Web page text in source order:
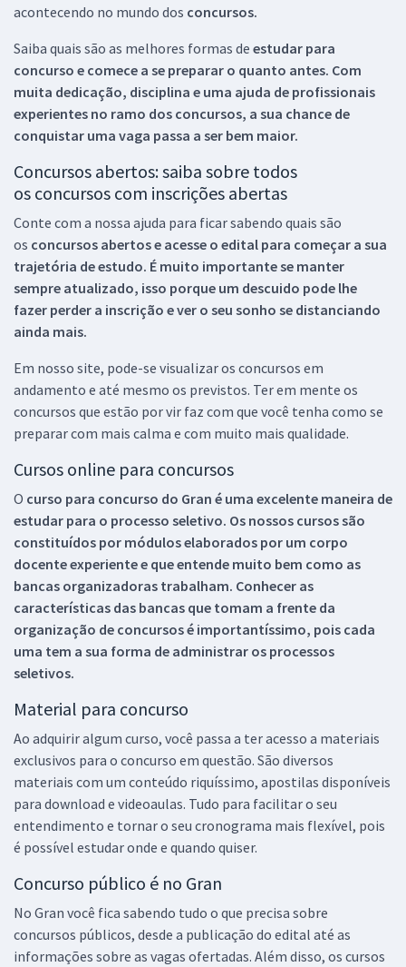
acontecendo no mundo dos concursos.
Saiba quais são as melhores formas de estudar para
concurso e comece a se preparar o quanto antes. Com
muita dedicação, disciplina e uma ajuda de profissionais
experientes no ramo dos concursos, a sua chance de
conquistar uma vaga passa a ser bem maior.
Concursos abertos: saiba sobre todos
os concursos com inscrições abertas
Conte com a nossa ajuda para ficar sabendo quais são
os concursos abertos e acesse o edital para começar a sua
trajetória de estudo. É muito importante se manter
sempre atualizado, isso porque um descuido pode lhe
fazer perder a inscrição e ver o seu sonho se distanciando
ainda mais.
Em nosso site, pode-se visualizar os concursos em
andamento e até mesmo os previstos. Ter em mente os
concursos que estão por vir faz com que você tenha como se
preparar com mais calma e com muito mais qualidade.
Cursos online para concursos
O curso para concurso do Gran é uma excelente maneira de
estudar para o processo seletivo. Os nossos cursos são
constituídos por módulos elaborados por um corpo
docente experiente e que entende muito bem como as
bancas organizadoras trabalham. Conhecer as
características das bancas que tomam a frente da
organização de concursos é importantíssimo, pois cada
uma tem a sua forma de administrar os processos
seletivos.
Material para concurso
Ao adquirir algum curso, você passa a ter acesso a materiais
exclusivos para o concurso em questão. São diversos
materiais com um conteúdo riquíssimo, apostilas disponíveis
para download e videoaulas. Tudo para facilitar o seu
entendimento e tornar o seu cronograma mais flexível, pois
é possível estudar onde e quando quiser.
Concurso público é no Gran
No Gran você fica sabendo tudo o que precisa sobre
concursos públicos, desde a publicação do edital até as
informações sobre as vagas ofertadas. Além disso, os cursos